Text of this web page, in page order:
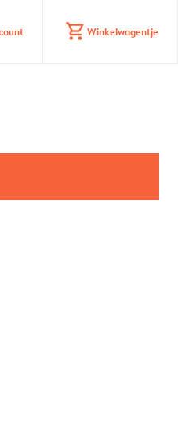
shopping_cart Winkelwagentje